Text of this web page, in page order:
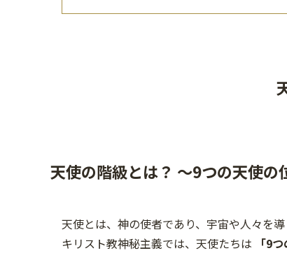
天使の階級とは？ 〜9つの天使の
天使とは、神の使者であり、宇宙や人々を
キリスト教神秘主義では、天使たちは
「9